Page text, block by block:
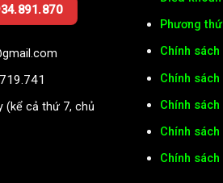
(kể cả thứ 7, chủ
Phương
Chính sách
Chính
Chính
Chính
Chính